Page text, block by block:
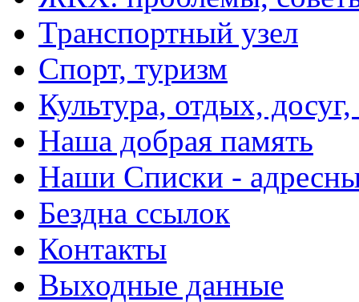
Транспортный узел
Спорт, туризм
Культура, отдых,
Наша добрая память
Наши Списки -
Бездна ссылок
Контакты
Выходные данные